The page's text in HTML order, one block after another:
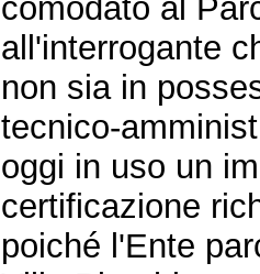
comodato al
all'interrogante
non sia in
tecnico-
oggi in uso un
certificazione
poiché l'Ente